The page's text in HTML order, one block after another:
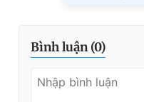
Bình luận (0)